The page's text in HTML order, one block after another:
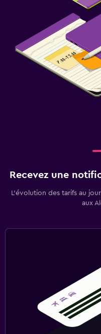
Recevez une
L’évolution des tarifs au
aux